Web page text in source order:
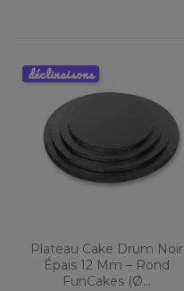
Plateau Cake Drum Noir
Épais 12 Mm – Rond
FunCakes (Ø...
déclinaisons